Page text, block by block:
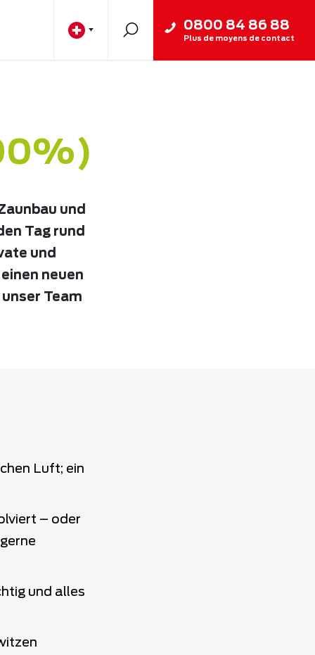
0800 84 86 88
Plus de moyens de contact
und
Tag rund
und
neuen
Team
Luft; ein
– oder
und alles